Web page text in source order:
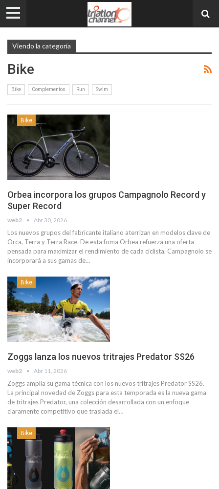
Viendo la categoría
Bike
Bike Complementos Run Swim
Bike
Orbea incorpora los grupos Campagnolo Record y
Super Record
web2 Abr 30, 2026
Los nuevos grupos del fabricante italiano aterrizan en modelos clave de
Orca, Terra y Terra Race. De esta foma Orbea refuerza una oferta
pensada para maximizar el rendimiento de cada ciclista. Campagnolo se
incorporará a sus gamas de…
Bike
Zoggs lanza los nuevos tritrajes Predator SS26
web2 Abr 11, 2026
Zoggs amplía su gama técnica con los nuevos tritrajes Predator SS26.
La principal novedad de Zoggs para esta temporada es la nueva gama
de tritrajes Predator, una colección desarrollada con un enfoque
claramente competitivo que traslada el…
Bike